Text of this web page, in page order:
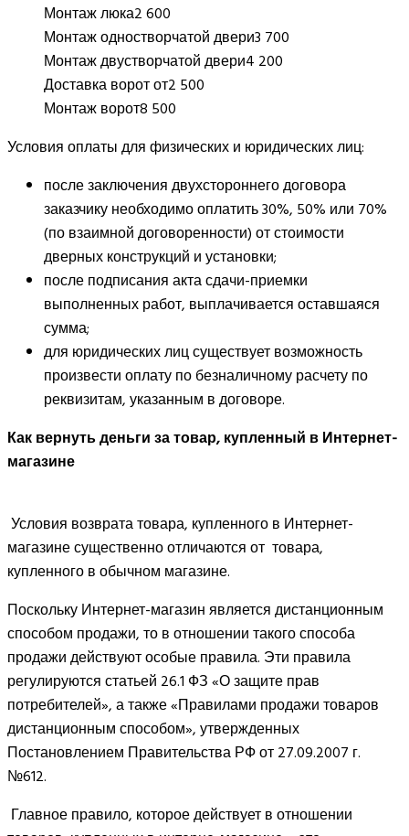
Монтаж люка2 600
Монтаж одностворчатой двери3 700
Монтаж двустворчатой двери4 200
Доставка ворот от2 500
Монтаж ворот8 500
Условия оплаты для физических и юридических лиц:
после заключения двухстороннего договора
заказчику необходимо оплатить 30%, 50% или 70%
(по взаимной договоренности) от стоимости
дверных конструкций и установки;
после подписания акта сдачи-приемки
выполненных работ, выплачивается оставшаяся
сумма;
для юридических лиц существует возможность
произвести оплату по безналичному расчету по
реквизитам, указанным в договоре.
Как вернуть деньги за товар, купленный в Интернет-
магазине
Условия возврата товара, купленного в Интернет-
магазине существенно отличаются от товара,
купленного в обычном магазине.
Поскольку Интернет-магазин является дистанционным
способом продажи, то в отношении такого способа
продажи действуют особые правила. Эти правила
регулируются статьей 26.1 ФЗ «О защите прав
потребителей», а также «Правилами продажи товаров
дистанционным способом», утвержденных
Постановлением Правительства РФ от 27.09.2007 г.
№612.
Главное правило, которое действует в отношении